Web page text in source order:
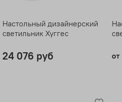
Настольный дизайнерский
светильник Хуггес
24 076 руб от